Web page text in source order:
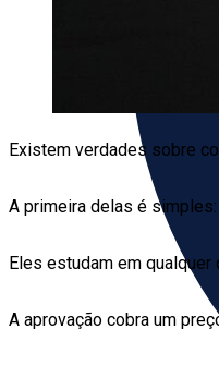
Existem verdades sobre
A primeira delas é simples:
Eles estudam em
A aprovação cobra um